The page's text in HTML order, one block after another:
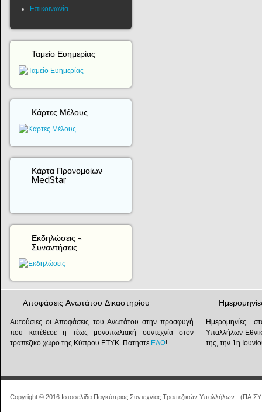
Επικοινωνία
Ταμείο Ευημερίας
Κάρτες Μέλους
Κάρτα Προνομοίων
MedStar
Εκδηλώσεις -
Συναντήσεις
Αποφάσεις Ανωτάτου Δικαστηρίου
Αυτούσιες οι Αποφάσεις του Ανωτάτου στην προσφυγή
που κατέθεσε η τέως μονοπωλιακή συντεχνία στον
τραπεζικό χώρο της Κύπρου ΕΤΥΚ. Πατήστε ΕΔΩ!
Ημερομηνίες
Υπαλλήλων
της, την 1η
Copyright © 2016 Ιστοσελίδα Παγκύπριας Συντεχνίας Τραπεζικών Υπαλλήλων -